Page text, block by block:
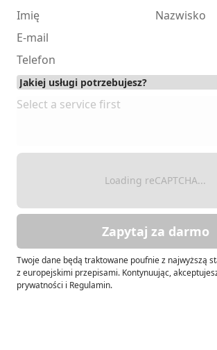
Loading reCAPTCHA...
Zapytaj za darmo
Twoje dane będą traktowane poufnie z najwyższą
z europejskimi przepisami. Kontynuując,
prywatności i Regulamin.